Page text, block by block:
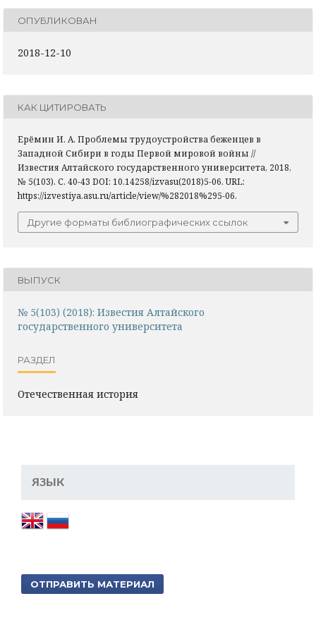
ОПУБЛИКОВАН
2018-12-10
КАК ЦИТИРОВАТЬ
Ерёмин И. А. Проблемы трудоустройства беженцев в
Западной Сибири в годы Первой мировой войны //
Известия Алтайского государственного университета, 2018,
№ 5(103). С. 40-43 DOI: 10.14258/izvasu(2018)5-06. URL:
https://izvestiya.asu.ru/article/view/%282018%295-06.
Другие форматы библиографических ссылок
ВЫПУСК
№ 5(103) (2018): Известия Алтайского
государственного университета
РАЗДЕЛ
Отечественная история
ЯЗЫК
ОТПРАВИТЬ МАТЕРИАЛ